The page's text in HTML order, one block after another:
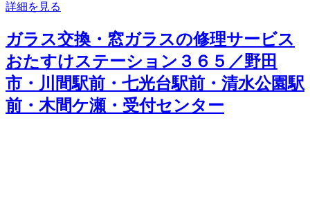
詳細を見る
ガラス交換・窓ガラスの修理サービス
おたすけステーション３６５／野田
市・川間駅前・七光台駅前・清水公園駅
前・木間ケ瀬・受付センター